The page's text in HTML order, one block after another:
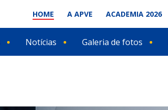
HOME A APVE ACADEMIA 2026
Notícias Galeria de fotos